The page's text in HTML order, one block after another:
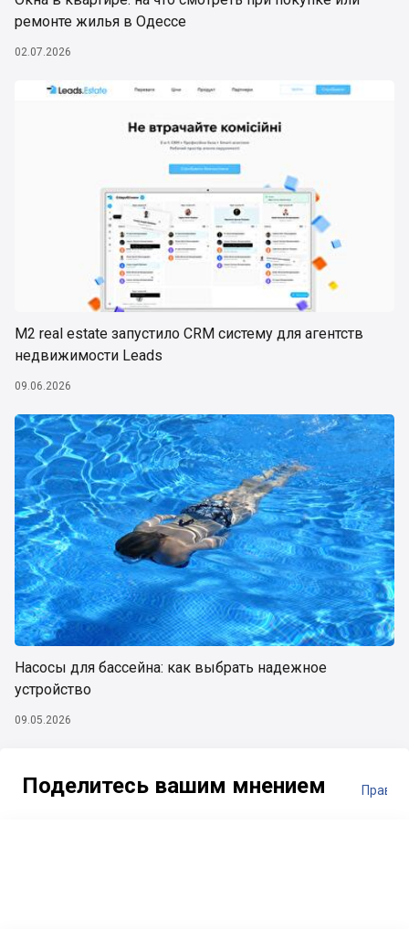
ремонте жилья в Одессе
02.07.2026
М2 real estate запустило CRM систему для агентств
недвижимости Leads
09.06.2026
Насосы для бассейна: как выбрать надежное
устройство
09.05.2026
Поделитесь вашим мнением